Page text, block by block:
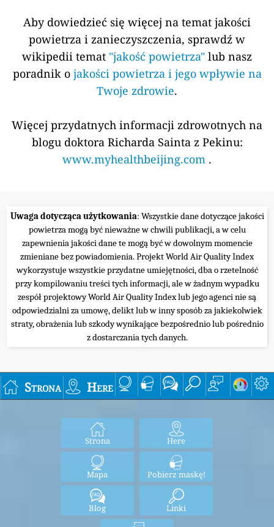
Aby dowiedzieć się więcej na temat jakości
powietrza i zanieczyszczenia, sprawdź w
wikipedii temat "jakość powietrza" lub nasz
poradnik o jakości powietrza i jego wpływie na
Twoje zdrowie.
Więcej przydatnych informacji zdrowotnych na
blogu doktora Richarda Sainta z Pekinu:
www.myhealthbeijing.com .
Uwaga dotycząca użytkowania: Wszystkie dane dotyczące jakości
powietrza mogą być nieważne w chwili publikacji, a w celu
zapewnienia jakości dane te mogą być w dowolnym momencie
zmieniane bez powiadomienia. Projekt World Air Quality Index
wykorzystuje wszystkie przydatne umiejętności, dba o rzetelność
przy kompilowaniu treści tych informacji, ale w żadnym wypadku
zespół projektowy World Air Quality Index lub jego agenci nie są
odpowiedzialni za umowę, delikt lub w inny sposób za jakiekolwiek
straty, obrażenia lub szkody wynikające bezpośrednio lub pośrednio
z dostarczania tych danych.
Strona Here
Strona Here
Mapa Pobierz maskę!
Blog Linki